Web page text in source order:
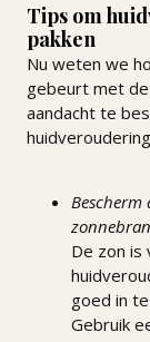
Tips om
pakken
Nu weten we
gebeurt met
aandacht te
Bescherm
De zon is
goed in
Gebruik